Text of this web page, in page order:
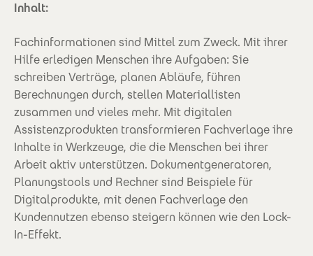
Inhalt:
Fachinformationen sind Mittel zum Zweck. Mit ihrer
Hilfe erledigen Menschen ihre Aufgaben: Sie
schreiben Verträge, planen Abläufe, führen
Berechnungen durch, stellen Materiallisten
zusammen und vieles mehr. Mit digitalen
Assistenzprodukten transformieren Fachverlage ihre
Inhalte in Werkzeuge, die die Menschen bei ihrer
Arbeit aktiv unterstützen. Dokumentgeneratoren,
Planungstools und Rechner sind Beispiele für
Digitalprodukte, mit denen Fachverlage den
Kundennutzen ebenso steigern können wie den Lock-
In-Effekt.